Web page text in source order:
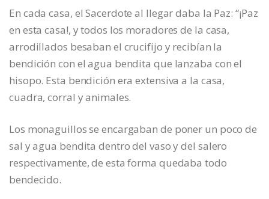
En cada casa, el Sacerdote al llegar daba la Paz: “¡Paz
en esta casa!, y todos los moradores de la casa,
arrodillados besaban el crucifijo y recibían la
bendición con el agua bendita que lanzaba con el
hisopo. Esta bendición era extensiva a la casa,
cuadra, corral y animales.
Los monaguillos se encargaban de poner un poco de
sal y agua bendita dentro del vaso y del salero
respectivamente, de esta forma quedaba todo
bendecido.